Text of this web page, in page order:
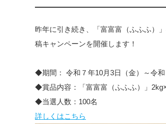
昨年に引き続き、「富富富（ふふふ）
稿キャンペーンを開催します！
◆期間： 令和７年10月3日（金）～令和
◆賞品内容：「富富富（ふふふ）」
◆当選人数：100名
詳しくはこちら